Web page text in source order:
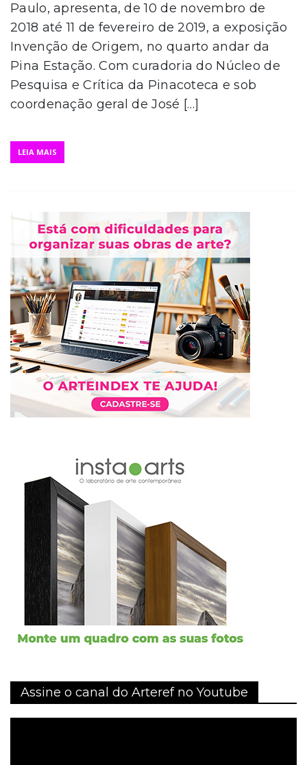
Paulo, apresenta, de 10 de novembro de
2018 até 11 de fevereiro de 2019, a exposição
Invenção de Origem, no quarto andar da
Pina Estação. Com curadoria do Núcleo de
Pesquisa e Crítica da Pinacoteca e sob
coordenação geral de José […]
LEIA MAIS
Assine o canal do Arteref no Youtube